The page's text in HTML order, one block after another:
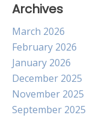
Archives
March 2026
February 2026
January 2026
December 2025
November 2025
September 2025